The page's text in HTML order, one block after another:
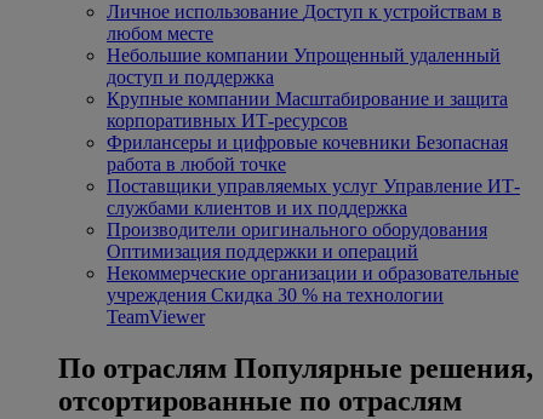
Личное использование Доступ к устройствам в
любом месте
Небольшие компании Упрощенный удаленный
доступ и поддержка
Крупные компании Масштабирование и защита
корпоративных ИТ-ресурсов
Фрилансеры и цифровые кочевники Безопасная
работа в любой точке
Поставщики управляемых услуг Управление ИТ-
службами клиентов и их поддержка
Производители оригинального оборудования
Оптимизация поддержки и операций
Некоммерческие организации и образовательные
учреждения Скидка 30 % на технологии
TeamViewer
По отраслям Популярные решения,
отсортированные по отраслям